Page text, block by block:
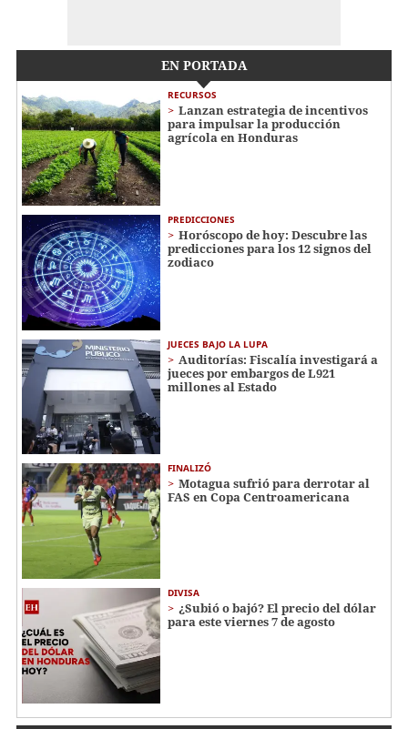
EN PORTADA
RECURSOS
Lanzan estrategia de incentivos
para impulsar la producción
agrícola en Honduras
PREDICCIONES
Horóscopo de hoy: Descubre las
predicciones para los 12 signos del
zodiaco
JUECES BAJO LA LUPA
Auditorías: Fiscalía investigará a
jueces por embargos de L921
millones al Estado
FINALIZÓ
Motagua sufrió para derrotar al
FAS en Copa Centroamericana
DIVISA
¿Subió o bajó? El precio del dólar
para este viernes 7 de agosto